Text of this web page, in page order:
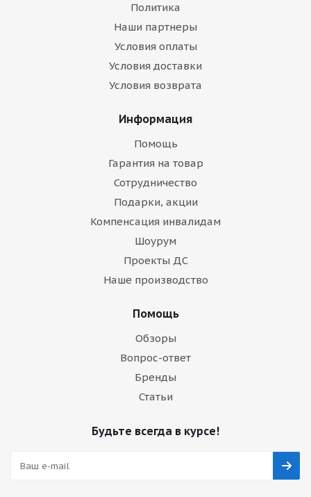
Политика
Наши партнеры
Условия оплаты
Условия доставки
Условия возврата
Информация
Помощь
Гарантия на товар
Сотрудничество
Подарки, акции
Компенсация инвалидам
Шоурум
Проекты ДС
Наше производство
Помощь
Обзоры
Вопрос-ответ
Бренды
Статьи
Будьте всегда в курсе!